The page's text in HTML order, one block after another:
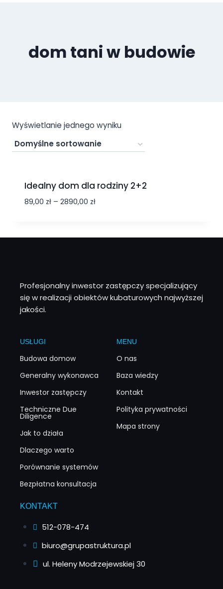
dom tani w budowie
Wyświetlanie jednego wyniku
Idealny dom dla rodziny 2+2
89,00 zł– 2890,00 zł
Profesjonalny inwestor zastępczy specjalizujący
się w realizacji obiektów kubaturowych najwyższej
jakości.
USŁUGI
Budowa domow
Generalny wykonawca
Inwestor zastępczy
Techniczne Due
Diligence
Jak to działa
Dlaczego warto
Porównanie systemów
Bezpłatna konsultacja
MENU
O nas
Baza wiedzy
Kontakt
Polityka prywatności
Mapa strony
KONTAKT
512-078-474
biuro@grupastruktura.pl
ul. Heleny Modrzejewskiej 30